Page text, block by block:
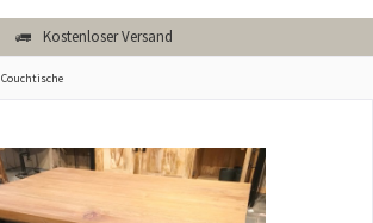
Kostenloser Versand
Couchtische